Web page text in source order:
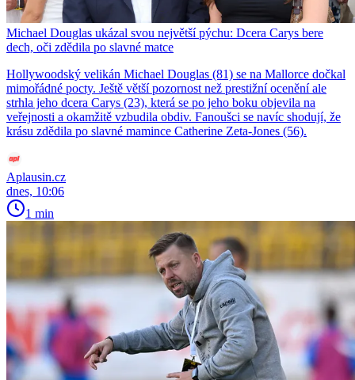
Michael Douglas ukázal svou největší pýchu: Dcera Carys bere
dech, oči zdědila po slavné matce
Hollywoodský velikán Michael Douglas (81) se na Mallorce dočkal
mimořádné pocty. Ještě větší pozornost než prestižní ocenění ale
strhla jeho dcera Carys (23), která se po jeho boku objevila na
veřejnosti a okamžitě vzbudila obdiv. Fanoušci se navíc shodují, že
krásu zdědila po slavné mamince Catherine Zeta-Jones (56).
Aplausin.cz
dnes, 10:06
1 min